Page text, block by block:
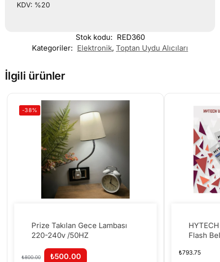
KDV: %20
Stok kodu: RED360
Kategoriler: Elektronik, Toptan Uydu Alıcıları
İlgili ürünler
-38%
Prize Takılan Gece Lambası
220-240v /50HZ
₺800.00 ₺500.00
Flash
₺793.75